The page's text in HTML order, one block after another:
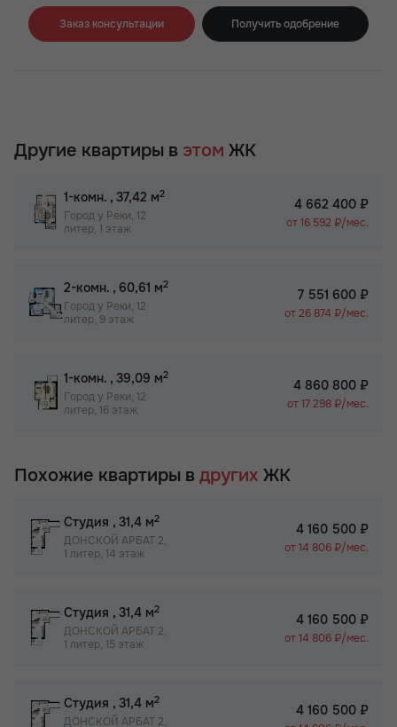
Заказ консультации Получить одобрение
Другие квартиры в этом ЖК
1-комн. , 37,42 м2
Город у Реки, 12
литер, 1 этаж
4 662 400 ₽
от 16 592 ₽/мес.
2-комн. , 60,61 м2
Город у Реки, 12
литер, 9 этаж
7 551 600 ₽
от 26 874 ₽/мес.
1-комн. , 39,09 м2
Город у Реки, 12
литер, 16 этаж
4 860 800 ₽
от 17 298 ₽/мес.
Похожие квартиры в других ЖК
Студия , 31,4 м2
ДОНСКОЙ АРБАТ 2,
1 литер, 14 этаж
4 160 500 ₽
от 14 806 ₽/мес.
Студия , 31,4 м2
ДОНСКОЙ АРБАТ 2,
1 литер, 15 этаж
4 160 500 ₽
от 14 806 ₽/мес.
Студия , 31,4 м2
ДОНСКОЙ АРБАТ 2,
4 160 500 ₽